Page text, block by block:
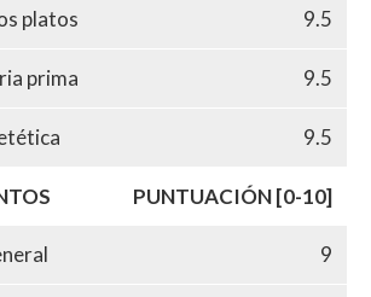
platos 9.5
prima 9.5
9.5
PUNTUACIÓN [0-10]
9